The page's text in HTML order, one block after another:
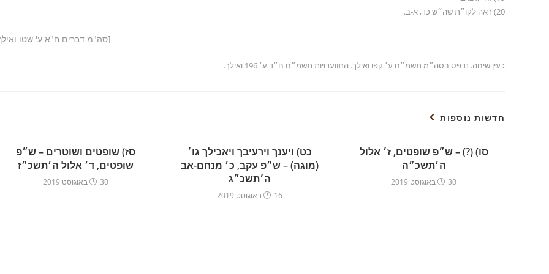
20) ראה לקו״ת שה״ש כד, א-ב.
[סה"מ דברים ח"א ע' שטו
כעין שיחה. נדפס בסה״מ תשמ״ח ע׳ קפו ואילך. התוועדויות תשמ״ח ח״ד ע׳ 196 ואילך.
חדשות נוספות
סז) שופטים ושוטרים – ש״פ
שופטים, ד׳ אלול ה׳תשכ״ז
30 באוגוסט 2019
כט) ויענך וירעיבך ויאכילך גו׳
(מוגה) – ש״פ עקב, כ׳ מנחם-אב
ה׳תשכ״ג
16 באוגוסט 2019
סו) (?) – ש״פ שופטים, ז׳ אלול
ה׳תשכ״ה
30 באוגוסט 2019